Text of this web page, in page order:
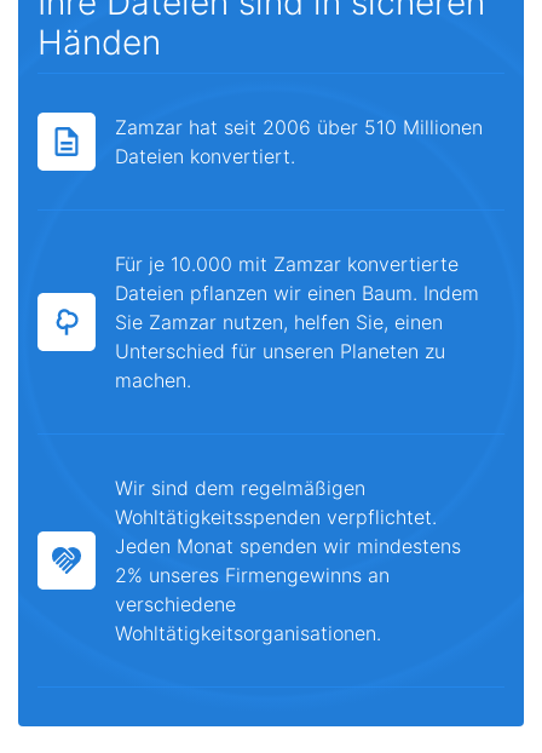
Händen
Zamzar hat seit 2006 über 510 Millionen
Dateien konvertiert.
Für je 10.000 mit Zamzar konvertierte
Dateien pflanzen wir einen Baum. Indem
Sie Zamzar nutzen, helfen Sie, einen
Unterschied für unseren Planeten zu
machen.
Wir sind dem regelmäßigen
Wohltätigkeitsspenden verpflichtet.
Jeden Monat spenden wir mindestens
2% unseres Firmengewinns an
verschiedene
Wohltätigkeitsorganisationen.